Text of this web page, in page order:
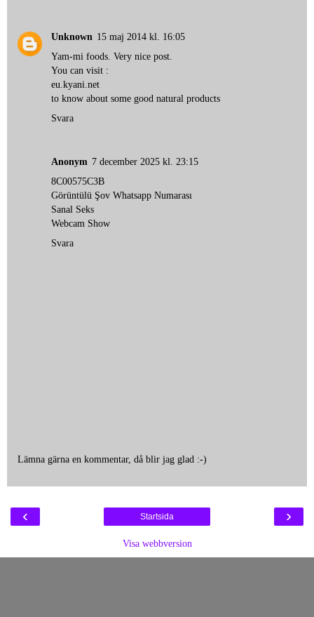
Unknown 15 maj 2014 kl. 16:05
Yam-mi foods. Very nice post.
You can visit :
eu.kyani.net
to know about some good natural products
Svara
Anonym 7 december 2025 kl. 23:15
8C00575C3B
Görüntülü Şov Whatsapp Numarası
Sanal Seks
Webcam Show
Svara
Lämna gärna en kommentar, då blir jag glad :-)
‹ ›
Startsida
Visa webbversion